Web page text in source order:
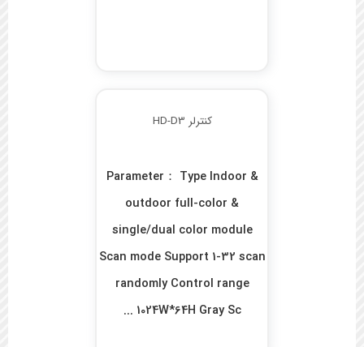
کنترلر HD-D3
Parameter： Type Indoor &
outdoor full-color &
single/dual color module
Scan mode Support 1-32 scan
randomly Control range
1024W*64H Gray Sc ...